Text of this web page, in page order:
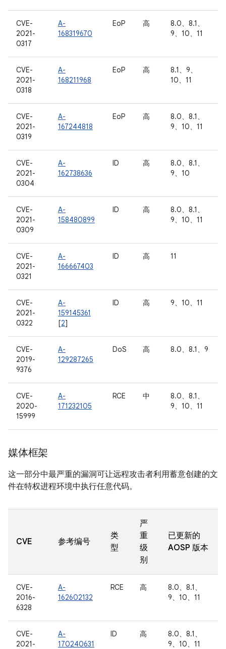
CVE-
2021-
0317
A-
168319670
EoP 高
8.0、8.1、
9、10、11
CVE-
2021-
0318
A-
168211968
EoP 高
8.1、9、
10、11
CVE-
2021-
0319
A-
167244818
EoP 高
8.0、8.1、
9、10、11
CVE-
2021-
0304
A-
162738636
ID 高
8.0、8.1、
9、10
CVE-
2021-
0309
A-
158480899
ID 高
8.0、8.1、
9、10、11
CVE-
2021-
0321
A-
166667403
ID 高 11
CVE-
2021-
0322
A-
159145361
[2]
ID 高 9、10、11
CVE-
2019-
9376
A-
129287265
DoS 高 8.0、8.1、9
CVE-
2020-
15999
A-
171232105
RCE 中
8.0、8.1、
9、10、11
媒体框架
这一部分中最严重的漏洞可让远程攻击者利用蓄意创建的文
件在特权进程环境中执行任意代码。
CVE 参考编号
类
型
严
重
级
别
已更新的
AOSP 版本
CVE-
2016-
6328
A-
162602132
RCE 高
8.0、8.1、
9、10、11
CVE-
2021-
A-
170240631
ID 高
8.0、8.1、
9、10、11